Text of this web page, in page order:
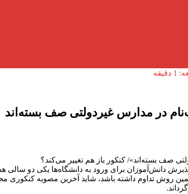
در مدارس غیردولتی صف بسته‌اند
صف بسته‌اند»/ کنکور باز هم تغییر می‌کند؟
دانش‌آموزان برای ورود به دانشگاه‌ها یکی دو سالی
روش تداوم داشته باشد، شاید آخرین مصوبه